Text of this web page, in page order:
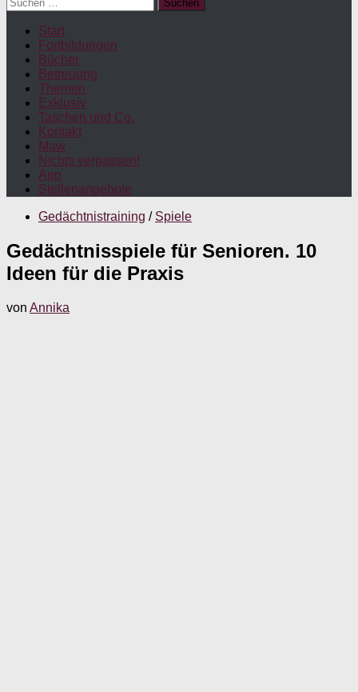
nach:
Start
Fortbildungen
Bücher
Betreuung
Themen
Exklusiv
Taschen und Co.
Kontakt
Maw
Nichts verpassen!
App
Stellenangebote
Gedächtnistraining / Spiele
Gedächtnisspiele für Senioren. 10
Ideen für die Praxis
von Annika